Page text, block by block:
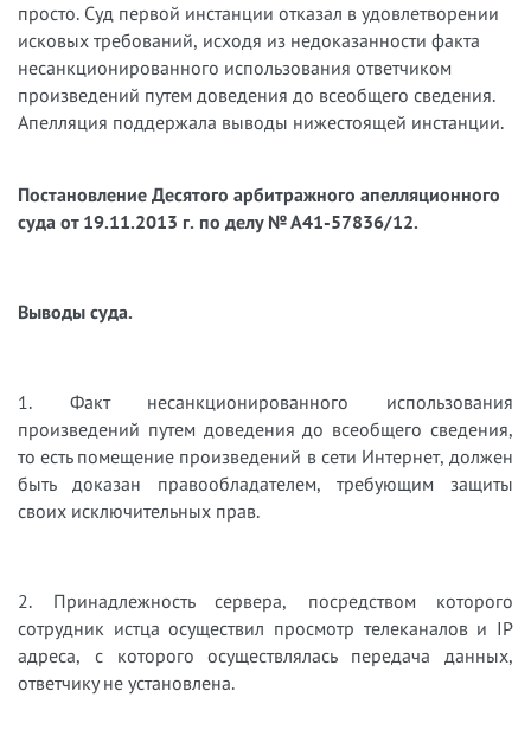
просто. Суд первой инстанции отказал в удовлетворении
исковых требований, исходя из недоказанности факта
несанкционированного использования ответчиком
произведений путем доведения до всеобщего сведения.
Апелляция поддержала выводы нижестоящей инстанции.
Постановление Десятого арбитражного апелляционного
суда от 19.11.2013 г. по делу № А41-57836/12.
Выводы суда.
1. Факт несанкционированного использования
произведений путем доведения до всеобщего сведения,
то есть помещение произведений в сети Интернет, должен
быть доказан правообладателем, требующим защиты
своих исключительных прав.
2. Принадлежность сервера, посредством которого
сотрудник истца осуществил просмотр телеканалов и IP
адреса, с которого осуществлялась передача данных,
ответчику не установлена.